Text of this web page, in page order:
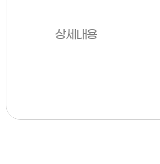
상세내용